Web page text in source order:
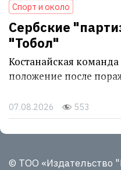
Спорт и около
Сербские
"Тобол"
Костанайская
положение после
07.08.2026 553
© ТОО «Издательство